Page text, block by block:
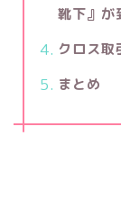
靴下』が
クロス取
まとめ